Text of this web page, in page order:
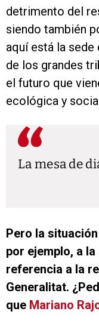
detrimento del
siendo también
aquí está la
de los grandes
el futuro que
ecológica y
La mesa de
Pero la
por ejemplo, a
referencia a la
Generalitat.
que Mariano